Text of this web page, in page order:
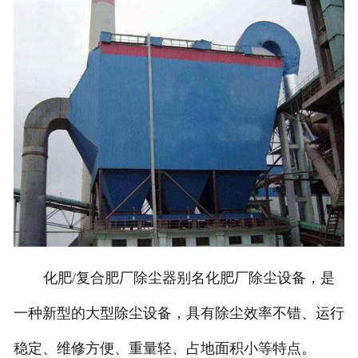
联系我们
化肥/复合肥厂除尘器别名化肥厂除尘设备，是
一种新型的大型除尘设备，具有除尘效率不错、运行
稳定、维修方便、重量轻、占地面积小等特点。